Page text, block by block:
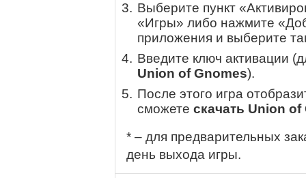
Выберите пункт
«Игры» либо нажмите
приложения и выберите
Введите ключ активации
Union of Gnomes).
После этого игра
сможете скачать Union of
* – для предварительных
день выхода игры.